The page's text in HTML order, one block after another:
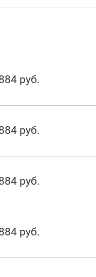
руб.
руб.
руб.
руб.